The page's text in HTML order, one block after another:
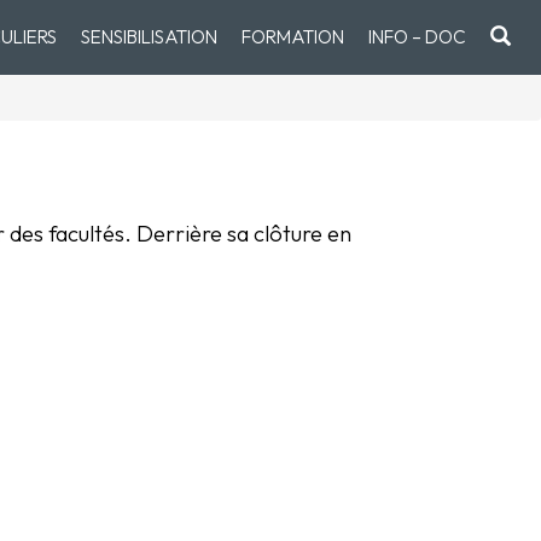
SENSIBILISATION FORMATION INFO – DOC
des facultés. Derrière sa clôture en